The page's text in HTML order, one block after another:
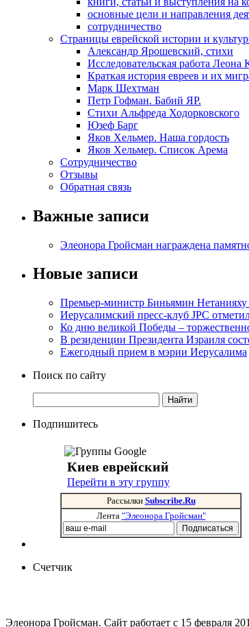
основные цели и направления
сотрудничество
Страницы еврейской истории и
Александр Ярошевский, стихи
Исследовательская работа Леона
Краткая история евреев и их
Марк Шехтман
Петр Гофман. Бабий ЯР.
Стихи Альфреда Ходорковского
Юзеф Барг
Яков Хельмер. Наша гордость
Яков Хельмер. Список Арема
Сотрудничество
Отзывы
Обратная связь
Важные записи
Элеонора Гройсман награждена
Новые записи
Премьер-министр Биньямин
Иерусалимский пресс-клуб JPC
Ко дню великой Победы –
В резиденции Президента Израиля
Ежегодный прием в мэрии Иерусалима
Поиск по сайту
Подпишитесь
Киев еврейский
Перейти в эту группу
Рассылки Subscribe.Ru
Лента "Элеонора Гройсман"
Счетчик
Элеонора Гройсман. Сайт работает с 15 февраля